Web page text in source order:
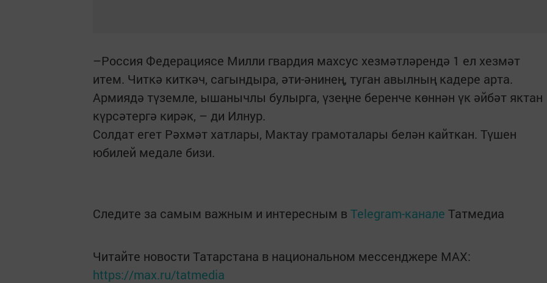
–Россия Федерациясе Милли гвардия махсус хезмәтләрендә 1 ел хезмәт
итем. Читкә киткәч, сагындыра, әти-әнинең, туган авылның кадере арта.
Армиядә түземле, ышанычлы булырга, үзеңне беренче көннән үк әйбәт яктан
күрсәтергә кирәк, – ди Илнур.
Солдат егет Рәхмәт хатлары, Мактау грамоталары белән кайткан. Түшен
юбилей медале бизи.
Следите за самым важным и интересным в Telegram-канале Татмедиа
Читайте новости Татарстана в национальном мессенджере MАХ:
https://max.ru/tatmedia